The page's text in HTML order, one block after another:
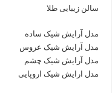
سالن زیبایی طلا
مدل آرایش شیک ساده
مدل آرایش شیک عروس
مدل آرایش شیک چشم
مدل ارایش شیک اروپایی